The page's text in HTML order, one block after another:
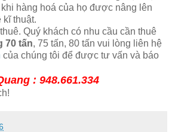
hàng hoá của họ được nâng lên
kĩ thuật.
Quý khách có nhu cầu cần thuê
70 tấn, 75 tấn, 80 tấn vui lòng liên hệ
của chúng tôi để được tư vấn và báo
: 948.661.334